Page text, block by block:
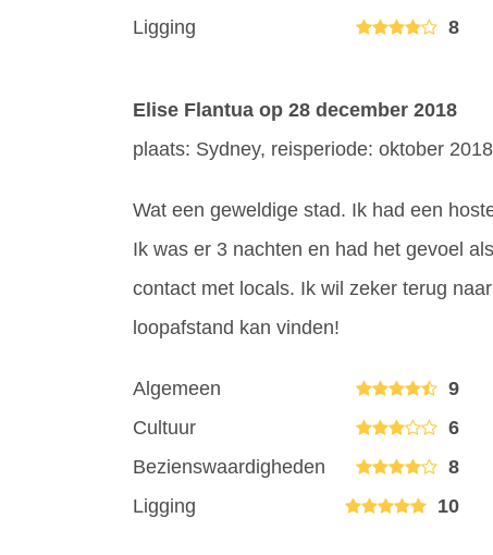
Ligging
8
Elise Flantua op 28 december 2018
plaats: Sydney, reisperiode: oktober 2018
Wat een geweldige stad. Ik had een
Ik was er 3 nachten en had het gevoel
contact met locals. Ik wil zeker terug
loopafstand kan vinden!
Algemeen 9
Cultuur
6
Bezienswaardigheden
8
Ligging
10